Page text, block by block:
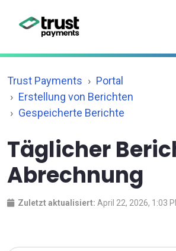
Trust Payments
Portal
Erstellung von Berichten
Gespeicherte Berichte
Täglicher
Abrechnung
Zuletzt aktualisiert: April 22, 2026, 1:03